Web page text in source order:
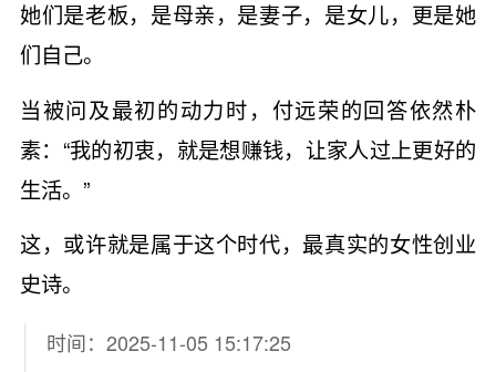
她们是老板，是母亲，是妻子，是女儿，更是她
们自己。
当被问及最初的动力时，付远荣的回答依然朴
素：“我的初衷，就是想赚钱，让家人过上更好的
生活。”
这，或许就是属于这个时代，最真实的女性创业
史诗。
时间：2025-11-05 15:17:25